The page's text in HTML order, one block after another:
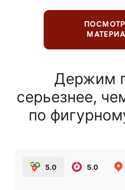
Держим
серьезнее,
по
5.0 5.0